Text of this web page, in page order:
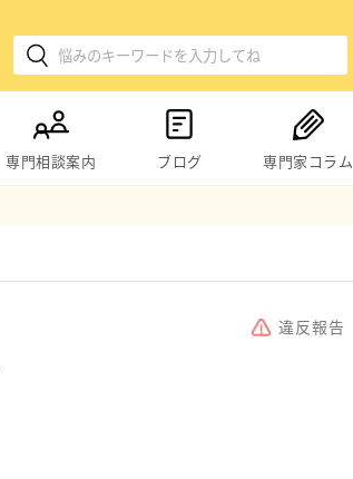
専門相談案内 ブログ 専門家コラム
違反報告